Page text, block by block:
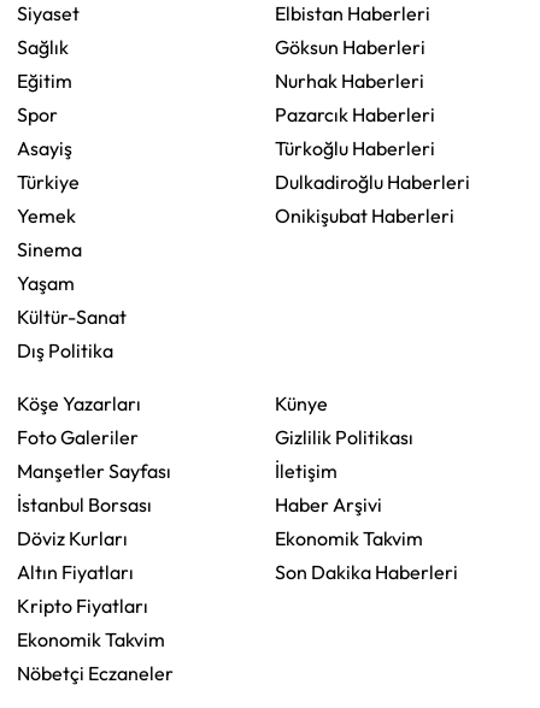
Siyaset
Sağlık
Eğitim
Spor
Asayiş
Türkiye
Yemek
Sinema
Yaşam
Kültür-Sanat
Dış Politika
Elbistan Haberleri
Göksun Haberleri
Nurhak Haberleri
Pazarcık Haberleri
Türkoğlu Haberleri
Dulkadiroğlu Haberleri
Onikişubat Haberleri
Köşe Yazarları
Foto Galeriler
Manşetler Sayfası
İstanbul Borsası
Döviz Kurları
Altın Fiyatları
Kripto Fiyatları
Ekonomik Takvim
Nöbetçi Eczaneler
Künye
Gizlilik Politikası
İletişim
Haber Arşivi
Ekonomik Takvim
Son Dakika Haberleri